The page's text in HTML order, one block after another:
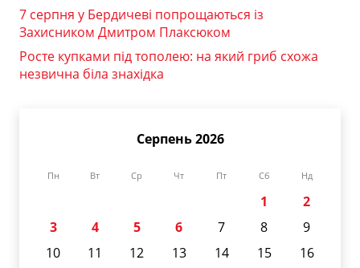
7 серпня у Бердичеві попрощаються із
Захисником Дмитром Плаксюком
Росте купками під тополею: на який гриб схожа
незвична біла знахідка
Серпень 2026
Пн Вт Ср Чт Пт Сб Нд
1
2
3
4 5 6 7 8
9
10
11 12 13 14 15
16